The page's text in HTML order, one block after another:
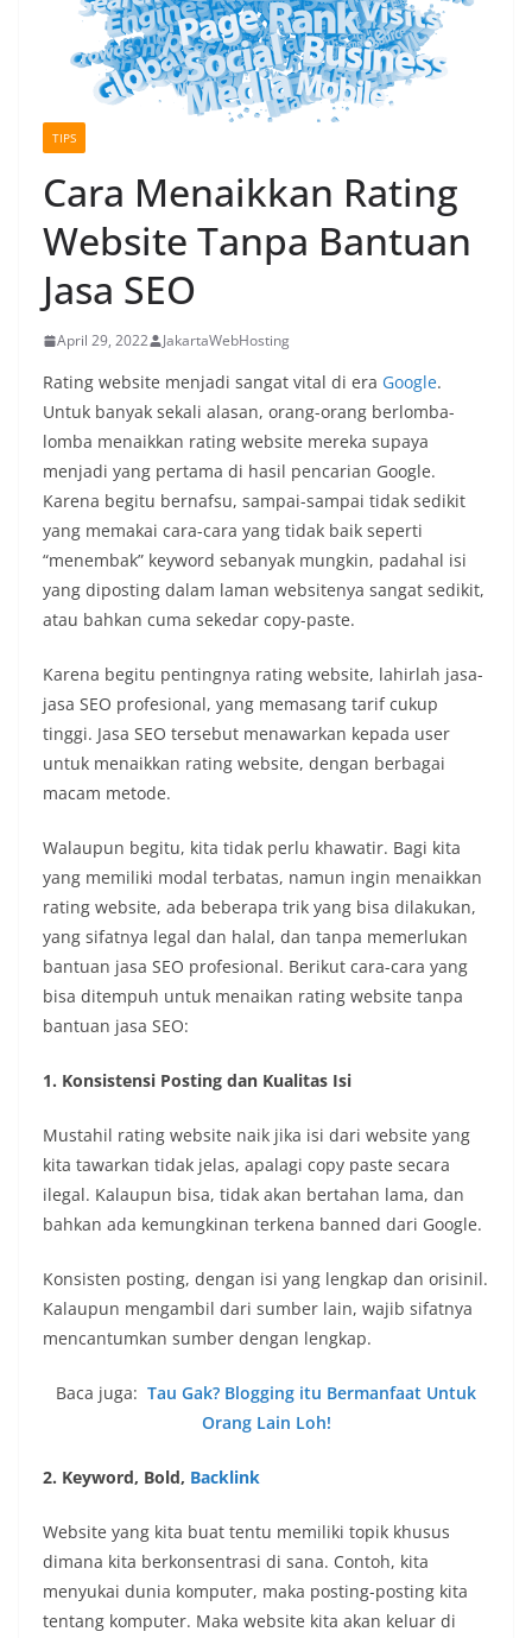
TIPS
Cara Menaikkan Rating
Website Tanpa Bantuan
Jasa SEO
April 29, 2022 JakartaWebHosting
Rating website menjadi sangat vital di era Google.
Untuk banyak sekali alasan, orang-orang berlomba-
lomba menaikkan rating website mereka supaya
menjadi yang pertama di hasil pencarian Google.
Karena begitu bernafsu, sampai-sampai tidak sedikit
yang memakai cara-cara yang tidak baik seperti
“menembak” keyword sebanyak mungkin, padahal isi
yang diposting dalam laman websitenya sangat sedikit,
atau bahkan cuma sekedar copy-paste.
Karena begitu pentingnya rating website, lahirlah jasa-
jasa SEO profesional, yang memasang tarif cukup
tinggi. Jasa SEO tersebut menawarkan kepada user
untuk menaikkan rating website, dengan berbagai
macam metode.
Walaupun begitu, kita tidak perlu khawatir. Bagi kita
yang memiliki modal terbatas, namun ingin menaikkan
rating website, ada beberapa trik yang bisa dilakukan,
yang sifatnya legal dan halal, dan tanpa memerlukan
bantuan jasa SEO profesional. Berikut cara-cara yang
bisa ditempuh untuk menaikan rating website tanpa
bantuan jasa SEO:
1. Konsistensi Posting dan Kualitas Isi
Mustahil rating website naik jika isi dari website yang
kita tawarkan tidak jelas, apalagi copy paste secara
ilegal. Kalaupun bisa, tidak akan bertahan lama, dan
bahkan ada kemungkinan terkena banned dari Google.
Konsisten posting, dengan isi yang lengkap dan orisinil.
Kalaupun mengambil dari sumber lain, wajib sifatnya
mencantumkan sumber dengan lengkap.
Baca juga: Tau Gak? Blogging itu Bermanfaat Untuk
Orang Lain Loh!
2. Keyword, Bold, Backlink
Website yang kita buat tentu memiliki topik khusus
dimana kita berkonsentrasi di sana. Contoh, kita
menyukai dunia komputer, maka posting-posting kita
tentang komputer. Maka website kita akan keluar di